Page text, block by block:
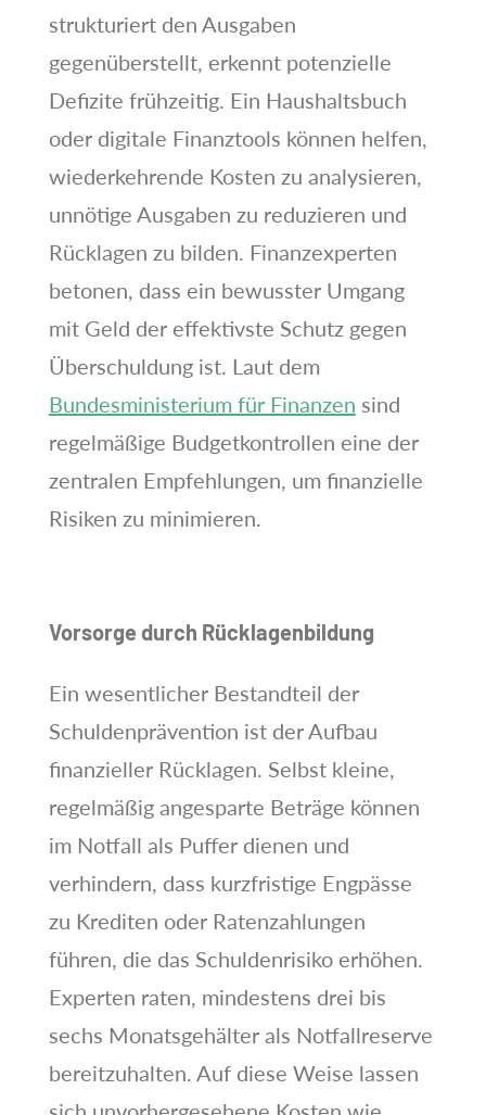
strukturiert den Ausgaben
gegenüberstellt, erkennt potenzielle
Defizite frühzeitig. Ein Haushaltsbuch
oder digitale Finanztools können helfen,
wiederkehrende Kosten zu analysieren,
unnötige Ausgaben zu reduzieren und
Rücklagen zu bilden. Finanzexperten
betonen, dass ein bewusster Umgang
mit Geld der effektivste Schutz gegen
Überschuldung ist. Laut dem
Bundesministerium für Finanzen sind
regelmäßige Budgetkontrollen eine der
zentralen Empfehlungen, um finanzielle
Risiken zu minimieren.
Vorsorge durch Rücklagenbildung
Ein wesentlicher Bestandteil der
Schuldenprävention ist der Aufbau
finanzieller Rücklagen. Selbst kleine,
regelmäßig angesparte Beträge können
im Notfall als Puffer dienen und
verhindern, dass kurzfristige Engpässe
zu Krediten oder Ratenzahlungen
führen, die das Schuldenrisiko erhöhen.
Experten raten, mindestens drei bis
sechs Monatsgehälter als Notfallreserve
bereitzuhalten. Auf diese Weise lassen